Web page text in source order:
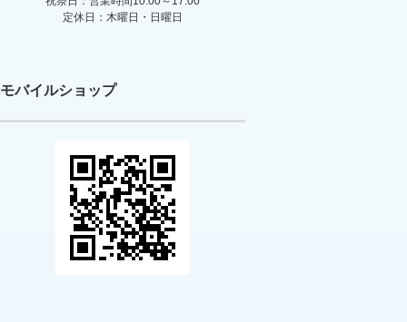
定休日：木曜日・日曜日
モバイルショップ